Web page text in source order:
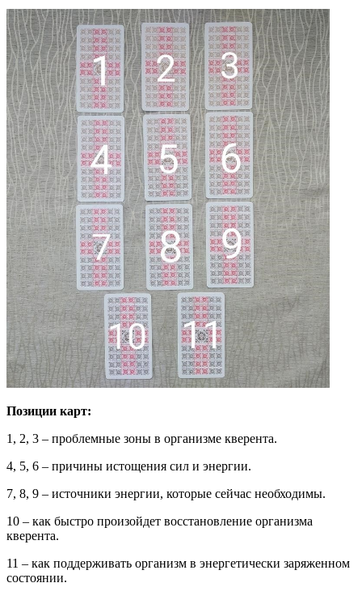
Позиции карт:
1, 2, 3 – проблемные зоны в организме кверента.
4, 5, 6 – причины истощения сил и энергии.
7, 8, 9 – источники энергии, которые сейчас необходимы.
10 – как быстро произойдет восстановление организма
кверента.
11 – как поддерживать организм в энергетически заряженном
состоянии.